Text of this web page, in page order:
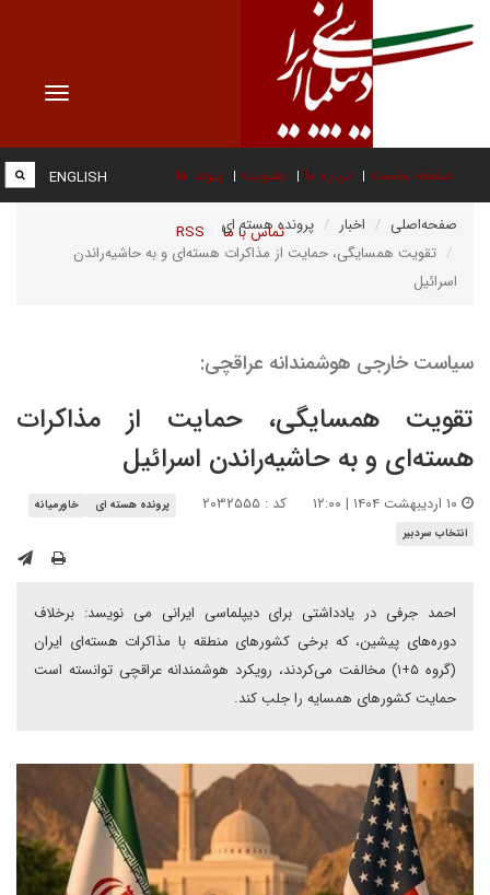
Toggle
صفحه نخست درباره ما عضویت پیوند ها
تماس با ما RSS
ENGLISH
صفحه‌اصلی اخبار
پرونده هسته ای
تقویت همسایگی، حمایت از مذاکرات هسته‌ای و به حاشیه‌راندن
اسرائیل
سیاست خارجی هوشمندانه عراقچی:
تقویت همسایگی، حمایت از مذاکرات
هسته‌ای و به حاشیه‌راندن اسرائیل
کد : ۲۰۳۲۵۵۵ پرونده هسته ای
خاورمیانه
انتخاب سردبیر
احمد جرفی در یادداشتی برای دیپلماسی ایرانی می نویسد: برخلاف
دوره‌های پیشین، که برخی کشورهای منطقه با مذاکرات هسته‌ای ایران
(گروه ۵+۱) مخالفت می‌کردند، رویکرد هوشمندانه عراقچی توانسته است
حمایت کشورهای همسایه را جلب کند.